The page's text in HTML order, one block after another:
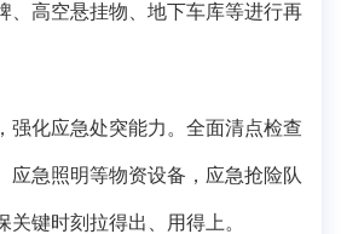
、高空悬挂物、地下车库等进行再
化应急处突能力。全面清点检查
应急照明等物资设备，应急抢险队
关键时刻拉得出、用得上。